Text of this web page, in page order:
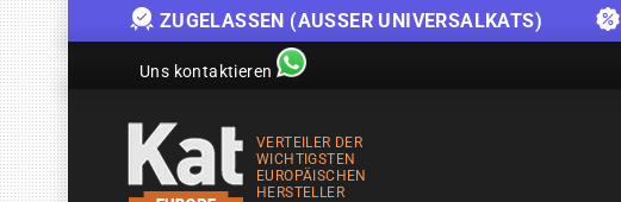
ZUGELASSEN (AUSSER UNIVERSALKATS)
Uns kontaktieren
VERTEILER DER
WICHTIGSTEN
EUROPÄISCHEN
HERSTELLER